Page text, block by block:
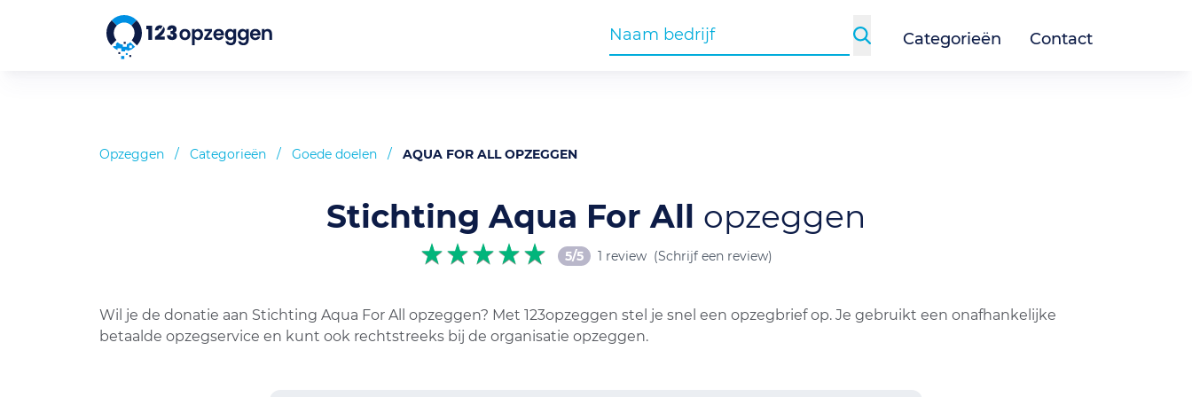
Categorieën Contact
Opzeggen / Categorieën / Goede doelen / AQUA FOR ALL OPZEGGEN
Stichting Aqua For All opzeggen
5/5 1 review (Schrijf een review)
Wil je de donatie aan Stichting Aqua For All opzeggen? Met 123opzeggen stel je snel een opzegbrief op. Je gebruikt een onafhankelijke
betaalde opzegservice en kunt ook rechtstreeks bij de organisatie opzeggen.